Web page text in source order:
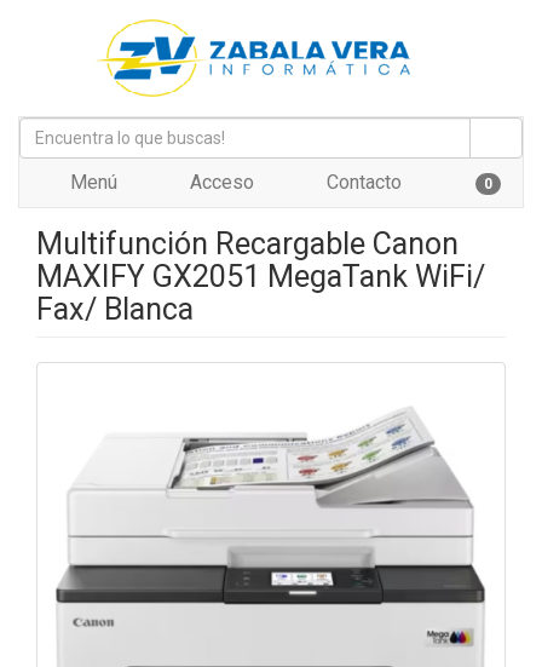
Menú Acceso Contacto 0
Multifunción Recargable Canon
MAXIFY GX2051 MegaTank WiFi/
Fax/ Blanca